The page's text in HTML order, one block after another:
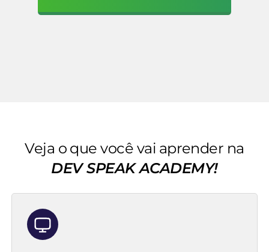
Veja o que você vai aprender na
DEV SPEAK ACADEMY!